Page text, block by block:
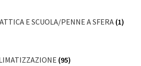
E SCUOLA/PENNE A SFERA (1)
(95)